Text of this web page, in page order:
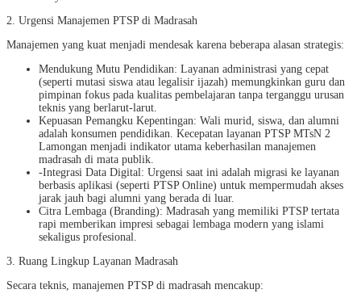
2. Urgensi Manajemen PTSP di Madrasah
Manajemen yang kuat menjadi mendesak karena beberapa alasan strategis:
Mendukung Mutu Pendidikan: Layanan administrasi yang cepat
(seperti mutasi siswa atau legalisir ijazah) memungkinkan guru dan
pimpinan fokus pada kualitas pembelajaran tanpa terganggu urusan
teknis yang berlarut-larut.
Kepuasan Pemangku Kepentingan: Wali murid, siswa, dan alumni
adalah konsumen pendidikan. Kecepatan layanan PTSP MTsN 2
Lamongan menjadi indikator utama keberhasilan manajemen
madrasah di mata publik.
-Integrasi Data Digital: Urgensi saat ini adalah migrasi ke layanan
berbasis aplikasi (seperti PTSP Online) untuk mempermudah akses
jarak jauh bagi alumni yang berada di luar.
Citra Lembaga (Branding): Madrasah yang memiliki PTSP tertata
rapi memberikan impresi sebagai lembaga modern yang islami
sekaligus profesional.
3. Ruang Lingkup Layanan Madrasah
Secara teknis, manajemen PTSP di madrasah mencakup: